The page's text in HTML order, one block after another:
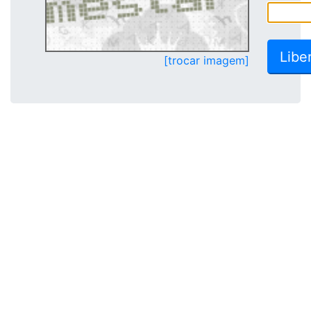
[trocar imagem]